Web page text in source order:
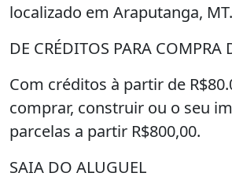
localizado em Araputanga, MT.
DE CRÉDITOS PARA COMPRA
Com créditos à partir de
comprar, construir ou o seu
parcelas a partir R$800,00.
SAIA DO ALUGUEL